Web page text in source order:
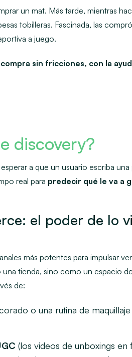
un mat. Más tarde, mientras
tobilleras. Fascinada, las
a juego.
sin fricciones, con la
discovery?
a que un usuario escriba una
real para predecir qué le va a
el poder de lo
más potentes para impulsar
tienda, sino como un espacio de
de:
o una rutina de
(los videos de unboxings en